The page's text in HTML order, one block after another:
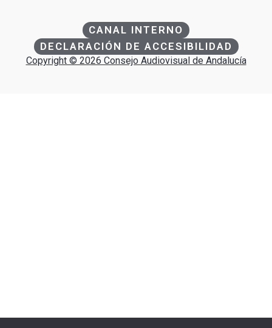
CANAL INTERNO
DECLARACIÓN DE ACCESIBILIDAD
Copyright © 2026 Consejo Audiovisual de Andalucía